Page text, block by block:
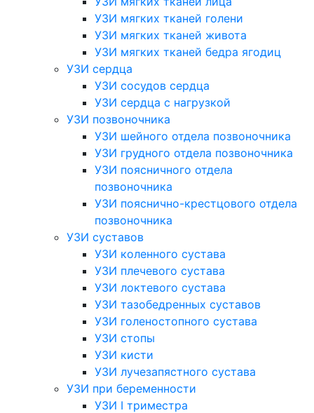
УЗИ мягких тканей голени
УЗИ мягких тканей живота
УЗИ мягких тканей бедра ягодиц
УЗИ сердца
УЗИ сосудов сердца
УЗИ сердца с нагрузкой
УЗИ позвоночника
УЗИ шейного отдела позвоночника
УЗИ грудного отдела позвоночника
УЗИ поясничного отдела
позвоночника
УЗИ пояснично-крестцового отдела
позвоночника
УЗИ суставов
УЗИ коленного сустава
УЗИ плечевого сустава
УЗИ локтевого сустава
УЗИ тазобедренных суставов
УЗИ голеностопного сустава
УЗИ стопы
УЗИ кисти
УЗИ лучезапястного сустава
УЗИ при беременности
УЗИ I триместра